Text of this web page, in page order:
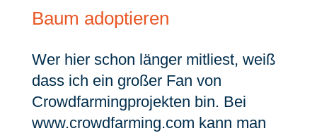
Baum adoptieren
Wer hier schon länger mitliest, weiß
dass ich ein großer Fan von
Crowdfarmingprojekten bin. Bei
www.crowdfarming.com kann man